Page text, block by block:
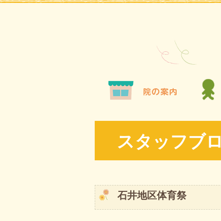
スタッフブ
石井地区体育祭